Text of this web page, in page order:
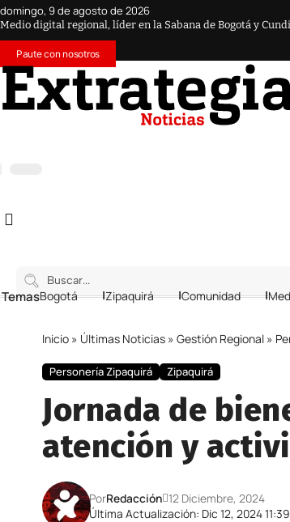
domingo, 9 de agosto de 2026
Medio digital regional, líder en la Sabana de Bogotá y
Paute con nosotros
Bogotá Zipaquirá Comunidad
Inicio » Últimas Noticias » Gestión Regional »
Personería Zipaquirá Zipaquirá
Jornada de
atención y
Última Actualización: Dic 12, 2024
PorRedacción 12 Diciembre, 2024